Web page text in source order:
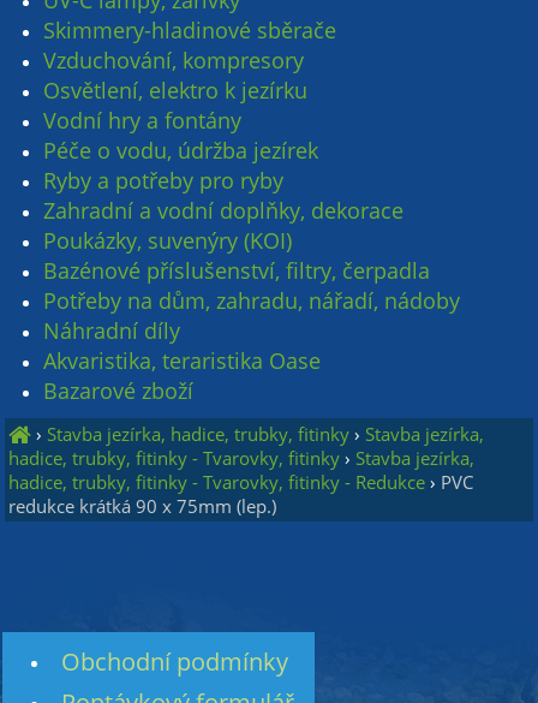
Skimmery-hladinové sběrače
Vzduchování, kompresory
Osvětlení, elektro k jezírku
Vodní hry a fontány
Péče o vodu, údržba jezírek
Ryby a potřeby pro ryby
Zahradní a vodní doplňky, dekorace
Poukázky, suvenýry (KOI)
Bazénové příslušenství, filtry, čerpadla
Potřeby na dům, zahradu, nářadí, nádoby
Náhradní díly
Akvaristika, teraristika Oase
Bazarové zboží
› Stavba jezírka, hadice, trubky, fitinky › Stavba jezírka,
hadice, trubky, fitinky - Tvarovky, fitinky › Stavba jezírka,
hadice, trubky, fitinky - Tvarovky, fitinky - Redukce › PVC
redukce krátká 90 x 75mm (lep.)
Obchodní podmínky